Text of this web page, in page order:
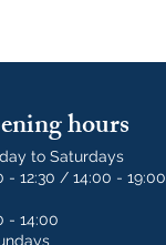
hours
to Saturdays
- 12:30 / 14:00 - 19:00
- 14:00